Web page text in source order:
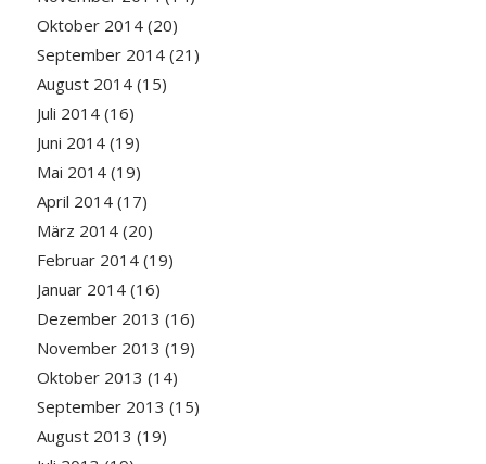
Oktober 2014(20)
September 2014(21)
August 2014(15)
Juli 2014(16)
Juni 2014(19)
Mai 2014(19)
April 2014(17)
März 2014(20)
Februar 2014(19)
Januar 2014(16)
Dezember 2013 (16)
November 2013 (19)
Oktober 2013 (14)
September 2013 (15)
August 2013 (19)